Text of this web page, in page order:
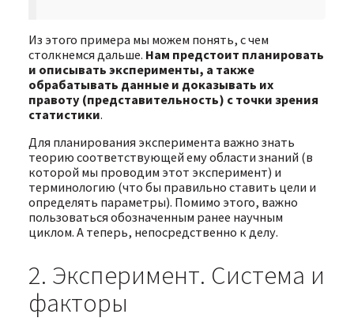
Из этого примера мы можем понять, с чем
столкнемся дальше. Нам предстоит планировать
и описывать эксперименты, а также
обрабатывать данные и доказывать их
правоту (представительность) с точки зрения
статистики.
Для планирования эксперимента важно знать
теорию соответствующей ему области знаний (в
которой мы проводим этот эксперимент) и
терминологию (что бы правильно ставить цели и
определять параметры). Помимо этого, важно
пользоваться обозначенным ранее научным
циклом. А теперь, непосредственно к делу.
2. Эксперимент. Система и
факторы